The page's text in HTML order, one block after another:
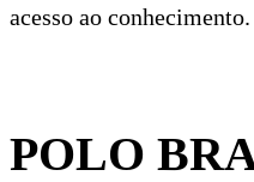
acesso ao conhecimento.
POLO